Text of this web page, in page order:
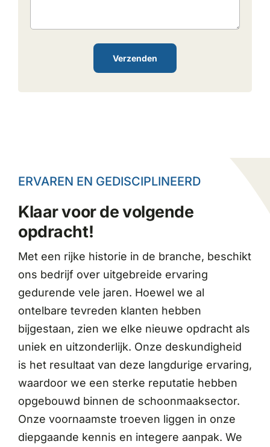
Verzenden
ERVAREN EN GEDISCIPLINEERD
Klaar voor de volgende
opdracht!
Met een rijke historie in de branche, beschikt
ons bedrijf over uitgebreide ervaring
gedurende vele jaren. Hoewel we al
ontelbare tevreden klanten hebben
bijgestaan, zien we elke nieuwe opdracht als
uniek en uitzonderlijk. Onze deskundigheid
is het resultaat van deze langdurige ervaring,
waardoor we een sterke reputatie hebben
opgebouwd binnen de schoonmaaksector.
Onze voornaamste troeven liggen in onze
diepgaande kennis en integere aanpak. We